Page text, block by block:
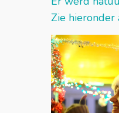
Zie hieronder